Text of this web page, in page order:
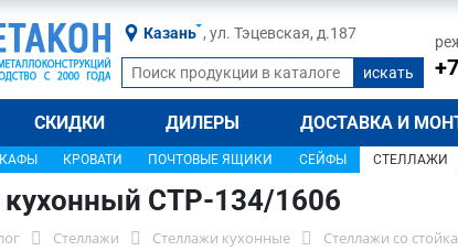
Казань , ул. Тэцевская, д.187
СКИДКИ ДИЛЕРЫ ДОСТАВКА И
КРОВАТИ ПОЧТОВЫЕ ЯЩИКИ СЕЙФЫ СТЕЛЛАЖИ
СТР-134/1606
Стеллажи Стеллажи кухонные Стеллажи со